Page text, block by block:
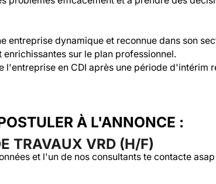
entreprise dynamique et reconnue dans son
enrichissantes sur le plan professionnel.
l'entreprise en CDI après une période d'intérim
À L'ANNONCE :
TRAVAUX VRD (H/F)
et l'un de nos consultants te contacte asap